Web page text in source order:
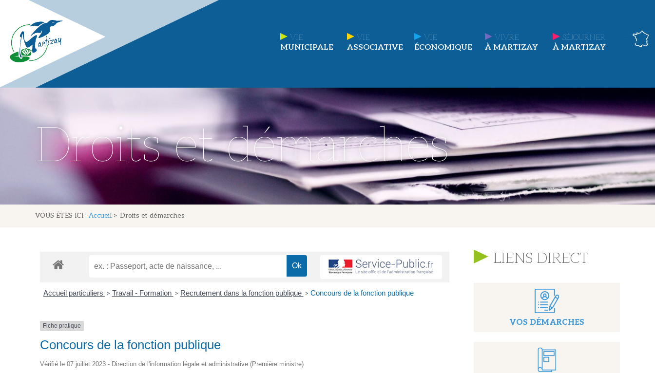
VIE
MUNICIPALE
VIE
ASSOCIATIVE
VIE
ÉCONOMIQUE
VIVRE
À MARTIZAY
SÉJOURNER
À MARTIZAY
Droits et démarches
VOUS ÊTES ICI : Accueil > Droits et démarches
Accueil particuliers > Travail - Formation > Recrutement dans la fonction publique > Concours de la fonction publique
Fiche pratique
Concours de la fonction publique
Vérifié le 07 juillet 2023 - Direction de l'information légale et administrative (Première ministre)
LIENS DIRECT
VOS DÉMARCHES